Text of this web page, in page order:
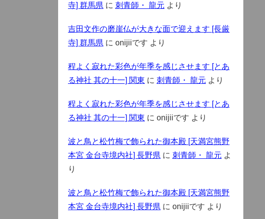
寺] 群馬県 に 刺青師・ 龍元 より
吉田文作の磨崖仏が大きな面で迎えます [長厳
寺] 群馬県 に onijiiです より
程よく寂れた彩色が年季を感じさせます [とあ
る神社 其の十一] 関東 に 刺青師・ 龍元 より
程よく寂れた彩色が年季を感じさせます [とあ
る神社 其の十一] 関東 に onijiiです より
波と鳥と松竹梅で飾られた御本殿 [天満宮熊野
本宮 金台寺境内社] 長野県 に 刺青師・ 龍元 よ
り
波と鳥と松竹梅で飾られた御本殿 [天満宮熊野
本宮 金台寺境内社] 長野県 に onijiiです より